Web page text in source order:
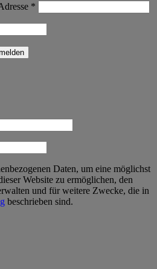
*
Daten, um eine möglichst
Website zu ermöglichen, den
und für weitere Zwecke, die in
beschrieben sind.